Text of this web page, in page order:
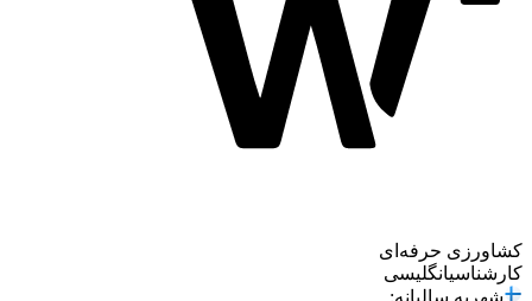
کشاورزی حرفه‌ای
کارشناسیانگلیسی
شهریه سالیانه: